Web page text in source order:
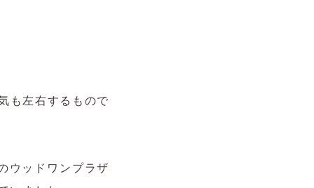
も左右するもので
ウッドワンプラザ